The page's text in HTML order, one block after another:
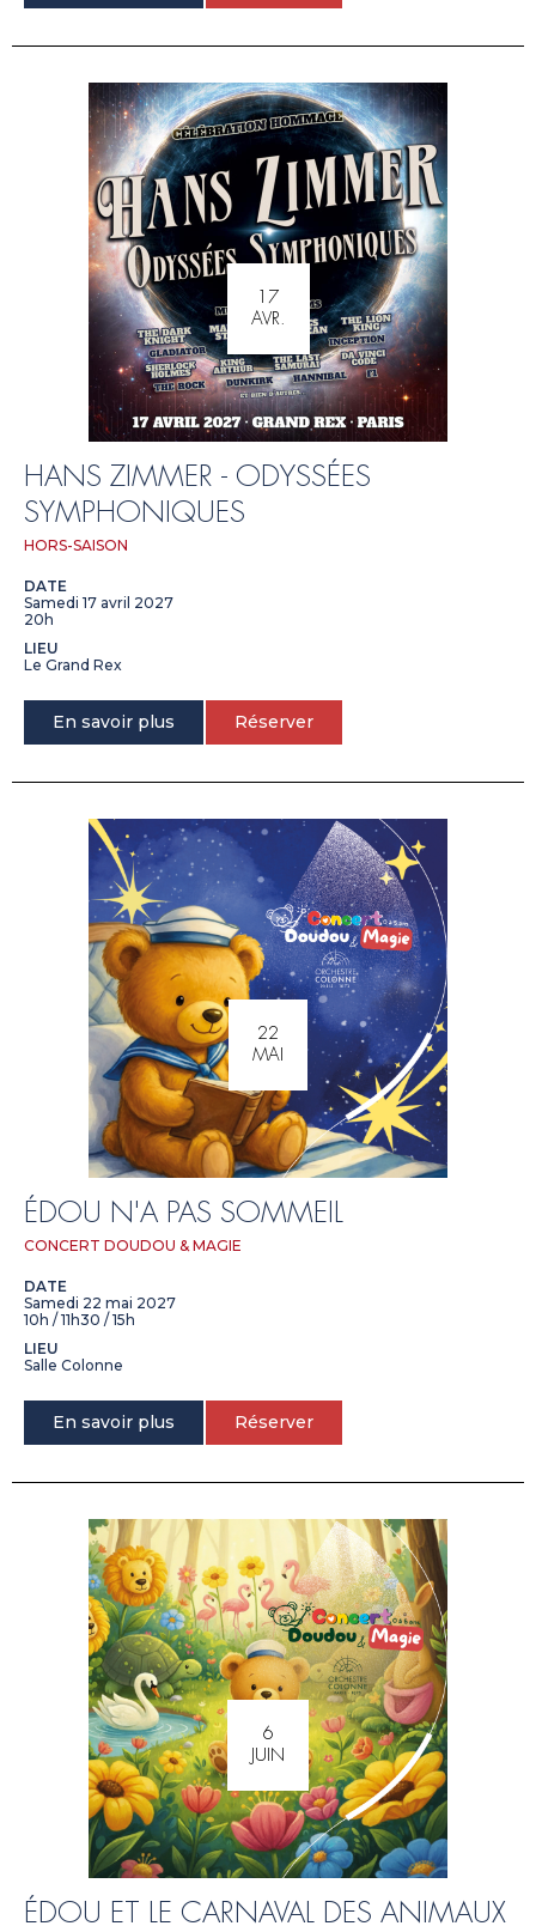
17
AVR.
HANS ZIMMER - ODYSSÉES
SYMPHONIQUES
HORS-SAISON
DATE
Samedi 17 avril 2027
20h
LIEU
Le Grand Rex
En savoir plus Réserver
22
MAI
ÉDOU N'A PAS SOMMEIL
CONCERT DOUDOU & MAGIE
DATE
Samedi 22 mai 2027
10h / 11h30 / 15h
LIEU
Salle Colonne
En savoir plus Réserver
6
JUIN
ÉDOU ET LE CARNAVAL DES ANIMAUX